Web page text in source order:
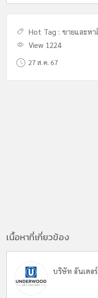
Hot Tag : ขายและห
View 1224
27 ส.ค. 67
เนื้อหาที่เกี่ยวข้อง
บริษัท อันเดอ